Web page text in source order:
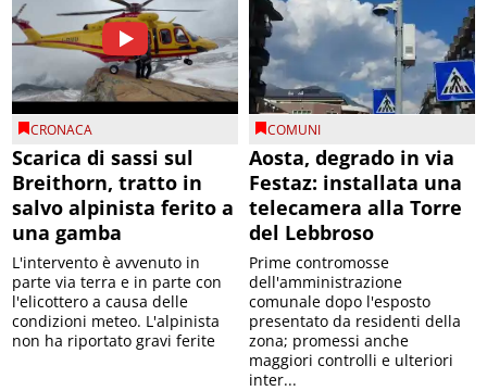
CRONACA
Scarica di sassi sul
Breithorn, tratto in
salvo alpinista ferito a
una gamba
L'intervento è avvenuto in
parte via terra e in parte con
l'elicottero a causa delle
condizioni meteo. L'alpinista
non ha riportato gravi ferite
COMUNI
Aosta, degrado in via
Festaz: installata una
telecamera alla Torre
del Lebbroso
Prime contromosse
dell'amministrazione
comunale dopo l'esposto
presentato da residenti della
zona; promessi anche
maggiori controlli e ulteriori
inter...